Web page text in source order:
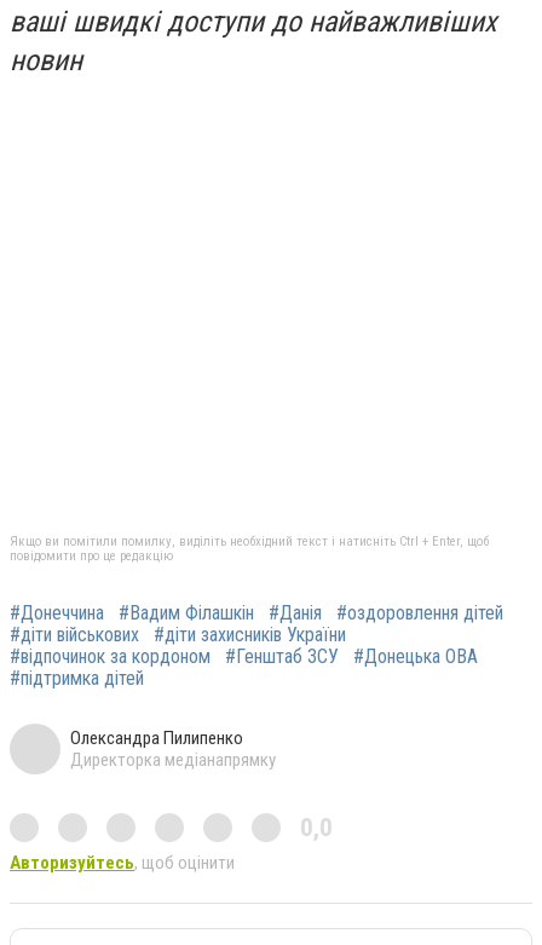
ваші швидкі доступи до найважливіших
новин
Якщо ви помітили помилку, виділіть необхідний текст і натисніть Ctrl + Enter, щоб
повідомити про це редакцію
#Донеччина #Вадим Філашкін #Данія
#оздоровлення дітей
#діти військових
#діти захисників України
#відпочинок за кордоном
#Генштаб ЗСУ
#Донецька ОВА
#підтримка дітей
Олександра Пилипенко
Директорка медіанапрямку
0,0
Авторизуйтесь, щоб оцінити